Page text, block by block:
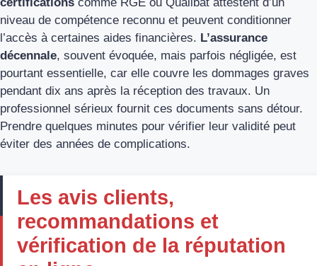
niveau de compétence reconnu et peuvent conditionner
l’accès à certaines aides financières. L’assurance
décennale, souvent évoquée, mais parfois négligée, est
pourtant essentielle, car elle couvre les dommages graves
pendant dix ans après la réception des travaux. Un
professionnel sérieux fournit ces documents sans détour.
Prendre quelques minutes pour vérifier leur validité peut
éviter des années de complications.
Les avis clients,
recommandations et
vérification de la réputation